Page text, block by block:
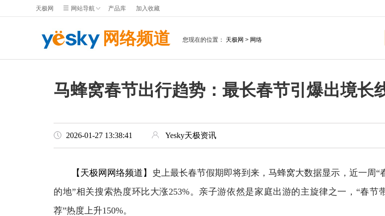
天极网 网站导航 产品库 加入收藏
网络频道 您现在的位置： 天极网 > 网络
马蜂窝春节出行趋势：最长春节引爆出境长
2026-01-27 13:38:41 Yesky天极资讯
【天极网网络频道】
史上最长春节假期即将到来，马蜂窝大数据显示，近一周“
的地”相关搜索热度环比大涨253%。亲子游依然是家庭出游的主旋律之一，“春节
荐”热度上升150%。